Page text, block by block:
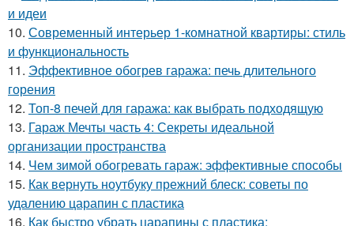
и идеи
10. Современный интерьер 1-комнатной квартиры: стиль
и функциональность
11. Эффективное обогрев гаража: печь длительного
горения
12. Топ-8 печей для гаража: как выбрать подходящую
13. Гараж Мечты часть 4: Секреты идеальной
организации пространства
14. Чем зимой обогревать гараж: эффективные способы
15. Как вернуть ноутбуку прежний блеск: советы по
удалению царапин с пластика
16. Как быстро убрать царапины с пластика: